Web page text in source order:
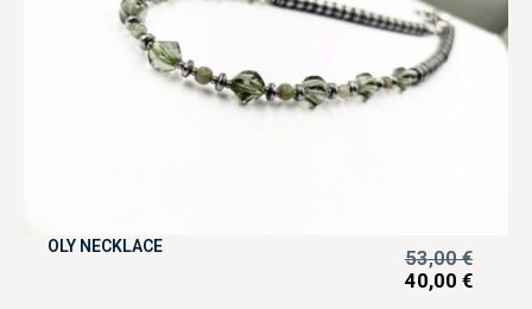
OLY NECKLACE 53,00€
40,00 €